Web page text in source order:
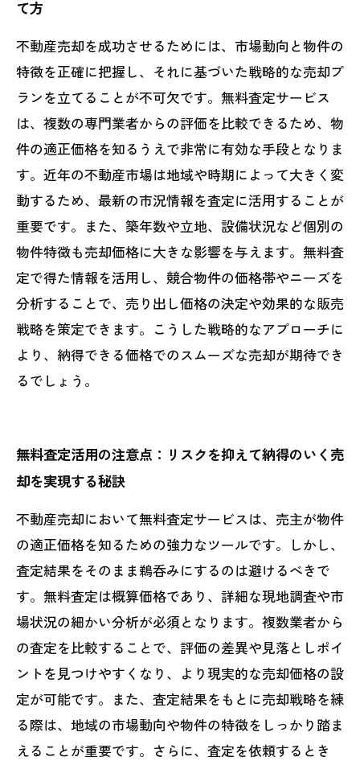
て方
不動産売却を成功させるためには、市場動向と物件の
特徴を正確に把握し、それに基づいた戦略的な売却プ
ランを立てることが不可欠です。無料査定サービス
は、複数の専門業者からの評価を比較できるため、物
件の適正価格を知るうえで非常に有効な手段となりま
す。近年の不動産市場は地域や時期によって大きく変
動するため、最新の市況情報を査定に活用することが
重要です。また、築年数や立地、設備状況など個別の
物件特徴も売却価格に大きな影響を与えます。無料査
定で得た情報を活用し、競合物件の価格帯やニーズを
分析することで、売り出し価格の決定や効果的な販売
戦略を策定できます。こうした戦略的なアプローチに
より、納得できる価格でのスムーズな売却が期待でき
るでしょう。
無料査定活用の注意点：リスクを抑えて納得のいく売
却を実現する秘訣
不動産売却において無料査定サービスは、売主が物件
の適正価格を知るための強力なツールです。しかし、
査定結果をそのまま鵜呑みにするのは避けるべきで
す。無料査定は概算価格であり、詳細な現地調査や市
場状況の細かい分析が必須となります。複数業者から
の査定を比較することで、評価の差異や見落としポイ
ントを見つけやすくなり、より現実的な売却価格の設
定が可能です。また、査定結果をもとに売却戦略を練
る際は、地域の市場動向や物件の特徴をしっかり踏ま
えることが重要です。さらに、査定を依頼するとき